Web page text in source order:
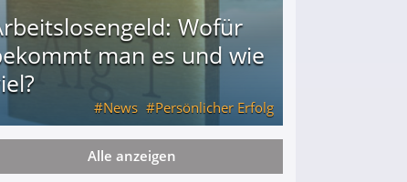
Wofür
man es und wie
News Persönlicher Erfolg
viel?
Alle anzeigen